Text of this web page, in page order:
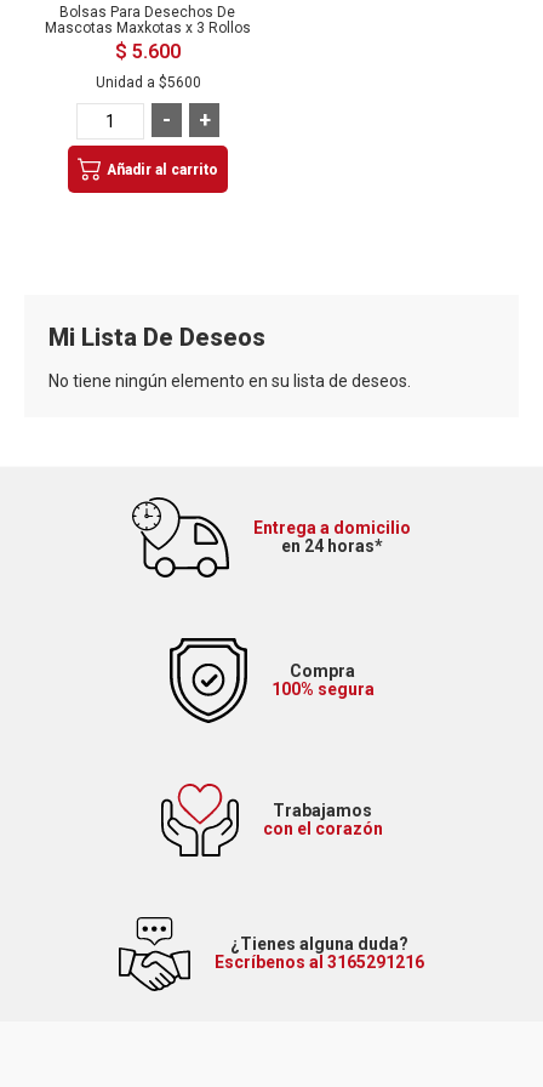
Bolsas Para Desechos De
Mascotas Maxkotas x 3 Rollos
$ 5.600
Unidad a $5600
+
-
Añadir al carrito
Mi Lista De Deseos
No tiene ningún elemento en su lista de deseos.
Entrega a domicilio
en 24 horas*
Compra
100% segura
Trabajamos
con el corazón
¿Tienes alguna duda?
Escríbenos al 3165291216